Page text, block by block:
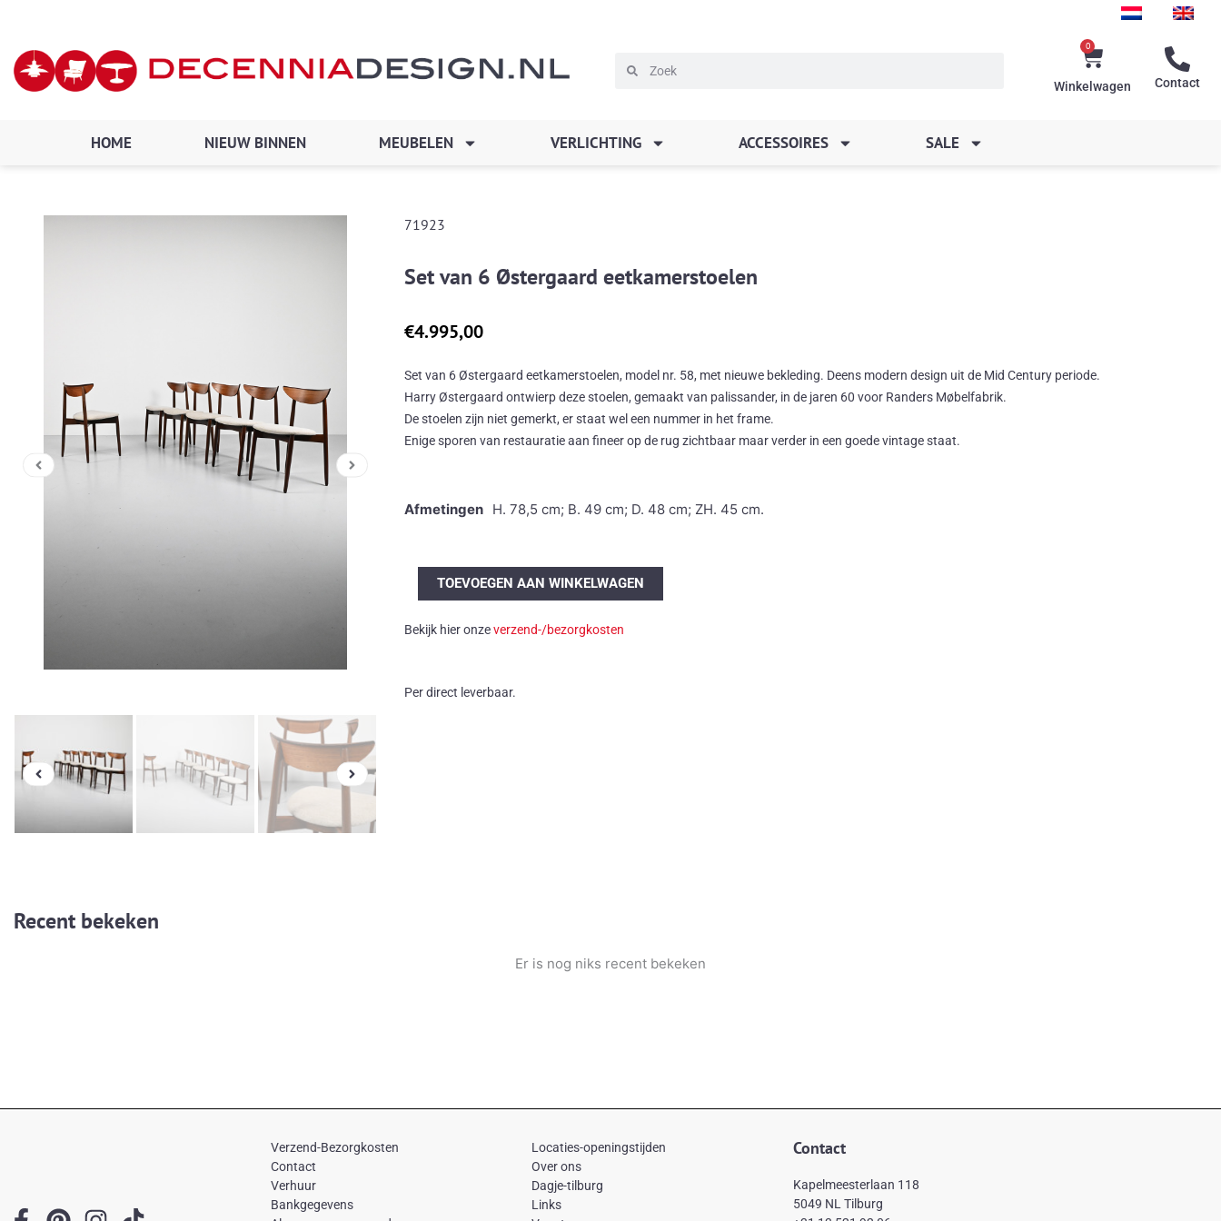
inhoud
ZoekenZoeken
0
Winkelwagen
Winkelwagen Contact
HOME NIEUW BINNEN MEUBELEN VERLICHTING ACCESSOIRES SALE
71923
Set van 6 Østergaard eetkamerstoelen
€4.995,00
Set van 6 Østergaard eetkamerstoelen, model nr. 58, met nieuwe bekleding. Deens modern design uit de Mid Century periode.
Harry Østergaard ontwierp deze stoelen, gemaakt van palissander, in de jaren 60 voor Randers Møbelfabrik.
De stoelen zijn niet gemerkt, er staat wel een nummer in het frame.
Enige sporen van restauratie aan fineer op de rug zichtbaar maar verder in een goede vintage staat.
Afmetingen H. 78,5 cm; B. 49 cm; D. 48 cm; ZH. 45 cm.
van
Østergaard
aantal
TOEVOEGEN AAN WINKELWAGEN
Bekijk hier onzeverzend-/bezorgkosten
Per direct leverbaar.
Recent bekeken
Er is nog niks recent bekeken
Verzend-Bezorgkosten
Contact
Verhuur
Bankgegevens
Locaties-openingstijden
Over ons
Dagje-tilburg
Links
Contact
Kapelmeesterlaan 118
5049 NL Tilburg